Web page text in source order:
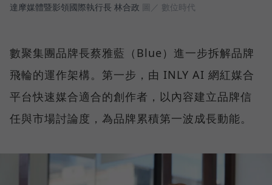
達摩媒體暨影領國際執行長 林合政 圖／ 數位時代
數聚集團品牌長蔡雅藍（Blue）進一步拆解品牌
飛輪的運作架構。第一步，由 INLY AI 網紅媒合
平台快速媒合適合的創作者，以內容建立品牌信
任與市場討論度，為品牌累積第一波成長動能。